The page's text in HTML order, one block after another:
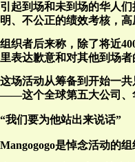
引起到场和未到场的华人
明、不公正的绩效考核，
组织者后来称，除了将近
里表达歉意和对其他到场
这场活动从筹备到开始一
——这个全球第五大公司、
“我们要为他站出来说话”
Mangogogo是悼念活动的组